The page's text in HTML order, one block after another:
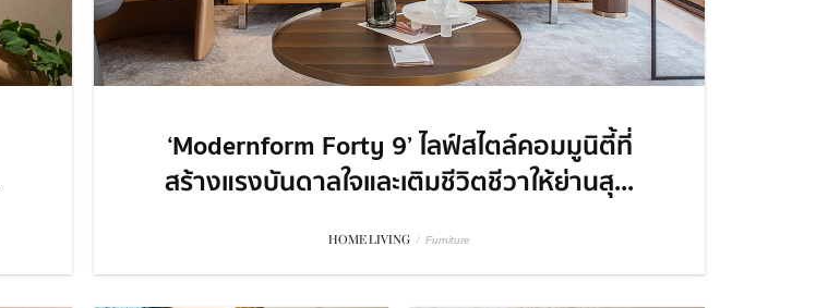
‘Modernform Forty 9’ ไลฟ์สไตล์คอมมูนิตี้ที่
สร้างแรงบันดาลใจและเติมชีวิตชีวาให้ย่านสุ...
HOME LIVING / Furniture